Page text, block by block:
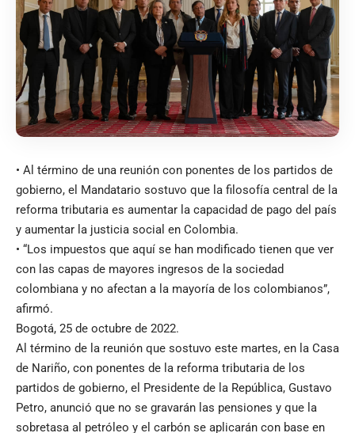
• Al término de una reunión con ponentes de los partidos de
gobierno, el Mandatario sostuvo que la filosofía central de la
reforma tributaria es aumentar la capacidad de pago del país
y aumentar la justicia social en Colombia.
• “Los impuestos que aquí se han modificado tienen que ver
con las capas de mayores ingresos de la sociedad
colombiana y no afectan a la mayoría de los colombianos”,
afirmó.
Bogotá, 25 de octubre de 2022.
Al término de la reunión que sostuvo este martes, en la Casa
de Nariño, con ponentes de la reforma tributaria de los
partidos de gobierno, el Presidente de la República, Gustavo
Petro, anunció que no se gravarán las pensiones y que la
sobretasa al petróleo y el carbón se aplicarán con base en